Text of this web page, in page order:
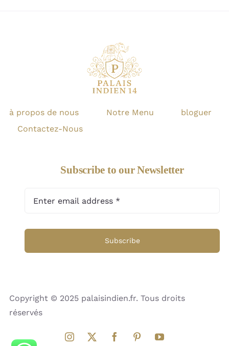
à propos de nous Notre Menu
bloguer
Contactez-Nous
Subscribe to our Newsletter
Subscribe
Copyright © 2025 palaisindien.fr. Tous droits
réservés